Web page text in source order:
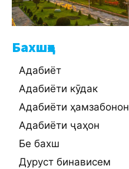
Бахшҳо
Адабиёт
Адабиёти кӯдак
Адабиёти ҳамзабонон
Адабиёти ҷаҳон
Бе бахш
Дуруст бинависем